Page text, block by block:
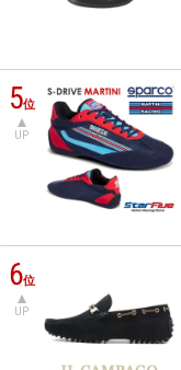
5位
UP
6位
UP